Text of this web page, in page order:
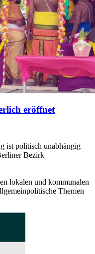
eröffnet
ist politisch unabhängig
Bezirk
lokalen und kommunalen
Themen